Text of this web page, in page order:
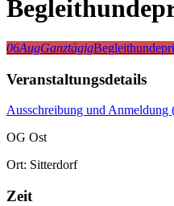
06AugGanztägig
Veranstaltungsdetails
Ausschreibung und Anmeldung
OG Ost
Ort: Sitterdorf
Zeit